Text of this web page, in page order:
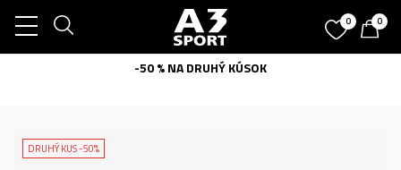
0 0
-50 % NA DRUHÝ KÚSOK
DRUHÝ KUS -50%